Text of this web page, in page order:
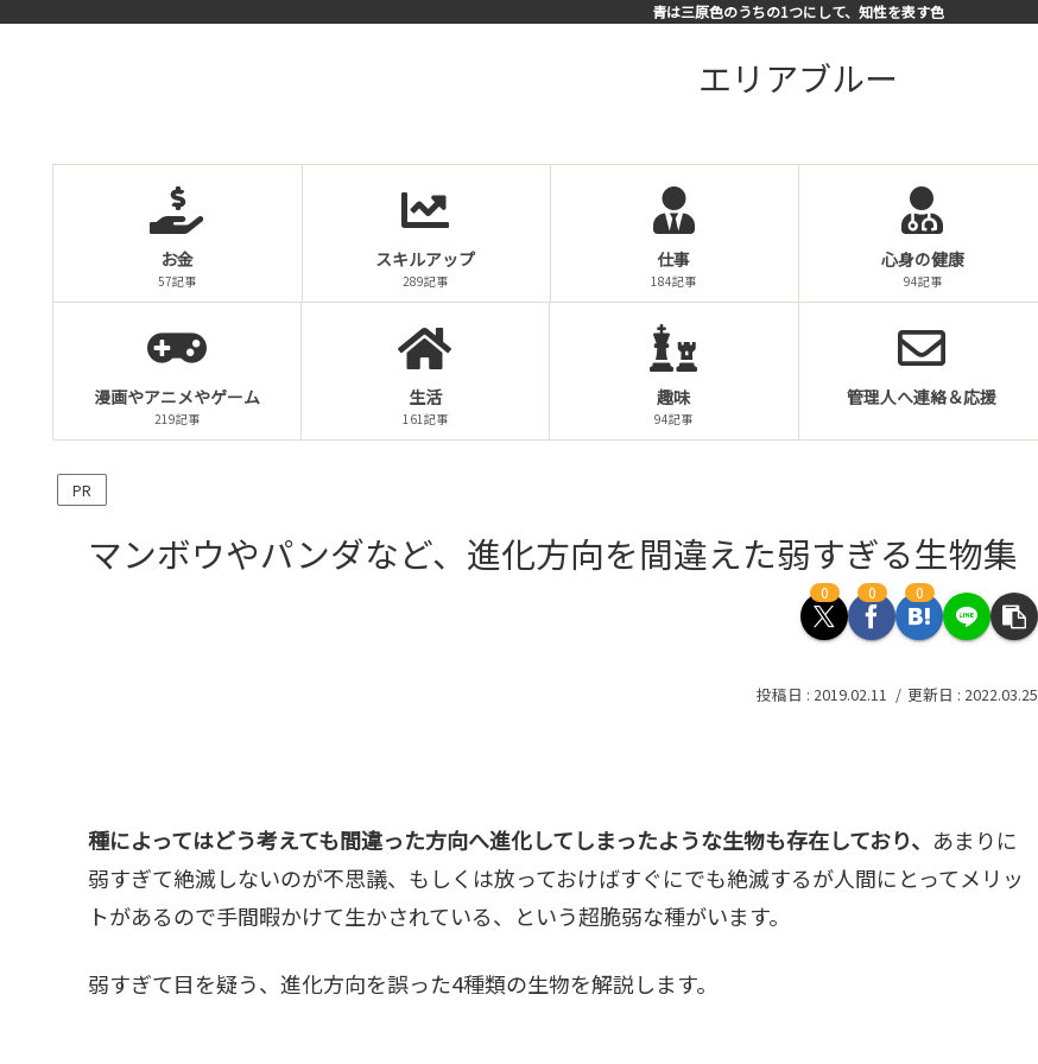
青は三原色のうちの1つにして、知性を表す色
エリアブルー
お金
57記事
スキルアップ
289記事
仕事
184記事
心身の健康
94記事
漫画やアニメやゲーム
219記事
生活
161記事
趣味
94記事
管理人へ連絡＆応援
PR
マンボウやパンダなど、進化方向を間違えた弱すぎる生物集
0 0 0
2019.02.11 2022.03.25
種によってはどう考えても間違った方向へ進化してしまったような生物も存在しており、 あまりに
弱すぎて絶滅しないのが不思議、もしくは放っておけばすぐにでも絶滅するが人間にとってメリッ
トがあるので手間暇かけて生かされている、という超脆弱な種がいます。
弱すぎて目を疑う、進化方向を誤った4種類の生物を解説します。